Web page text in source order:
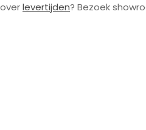
levertijden? Bezoek